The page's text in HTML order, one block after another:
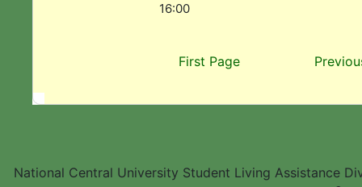
16:00
First Page
National Central University Student Living Assistance